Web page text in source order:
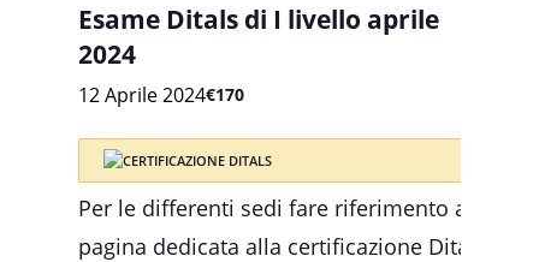
Esame Ditals di I livello aprile
2024
12 Aprile 2024€170
Per le differenti sedi fare riferimento alla
pagina dedicata alla certificazione Ditals di I